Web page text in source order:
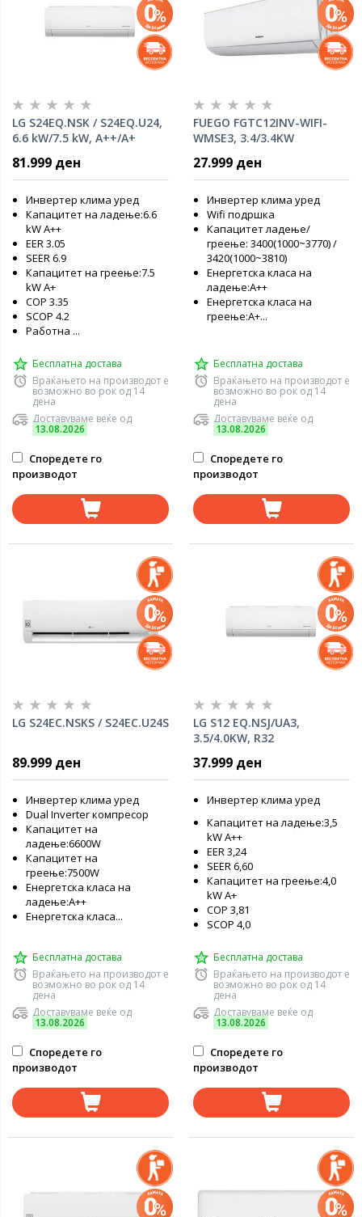
LG S24EQ.NSK / S24EQ.U24,
6.6 kW/7.5 kW, А++/A+
81.999 ден
Инвертер клима уред
Капацитет на ладење:6.6
kW А++
EER 3.05
SEER 6.9
Капацитет на греење:7.5
kW А+
COP 3.35
SCOP 4.2
Работна ...
Бесплатна достава
Враќањето на производот е
возможно во рок од 14
дена
Доставуваме веќе од
13.08.2026
Споредете го
производот
FUEGO FGTC12INV-WIFI-
WMSE3, 3.4/3.4KW
27.999 ден
Инвертер клима уред
Wifi подршка
Капацитет ладење/
греење: 3400(1000~3770) /
3420(1000~3810)
Енергетска класа на
ладење:А++
Енергетска класа на
греење:А+...
Бесплатна достава
Враќањето на производот е
возможно во рок од 14
дена
Доставуваме веќе од
13.08.2026
Споредете го
производот
LG S24EC.NSKS / S24EC.U24S
89.999 ден
Инвертер клима уред
Dual Inverter компресор
Капацитет на
ладење:6600W
Капацитет на
греење:7500W
Енергетска класа на
ладење:А++
Енергетска класа...
Бесплатна достава
Враќањето на производот е
возможно во рок од 14
дена
Доставуваме веќе од
13.08.2026
Споредете го
производот
LG S12 EQ.NSJ/UA3,
3.5/4.0KW, R32
37.999 ден
Инвертер клима уред
Капацитет на ладење:3,5
kW А++
EER 3,24
SEER 6,60
Капацитет на греење:4,0
kW А+
COP 3,81
SCOP 4,0
Бесплатна достава
Враќањето на производот е
возможно во рок од 14
дена
Доставуваме веќе од
13.08.2026
Споредете го
производот